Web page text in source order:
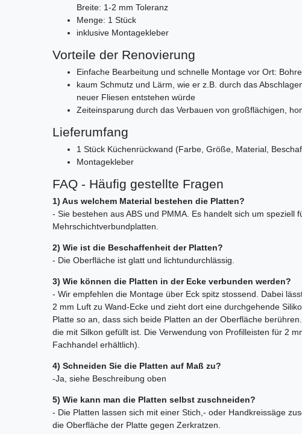
Breite: 1-2 mm Toleranz
Menge: 1 Stück
inklusive Montagekleber
Vorteile der Renovierung
Einfache Bearbeitung und schnelle Montage vor Ort:
kaum Schmutz und Lärm, wie er z.B. durch das
neuer Fliesen entstehen würde
Zeiteinsparung durch das Verbauen von großflächigen,
Lieferumfang
1 Stück Küchenrückwand (Farbe, Größe, Material,
Montagekleber
FAQ - Häufig gestellte Fragen
1) Aus welchem Material bestehen die Platten?
- Sie bestehen aus ABS und PMMA. Es handelt sich um speziell
Mehrschichtverbundplatten.
2) Wie ist die Beschaffenheit der Platten?
- Die Oberfläche ist glatt und lichtundurchlässig.
3) Wie können die Platten in der Ecke verbunden werden?
- Wir empfehlen die Montage über Eck spitz stossend. Dabei
2 mm Luft zu Wand-Ecke und zieht dort eine durchgehende
Platte so an, dass sich beide Platten an der Oberfläche
die mit Silkon gefüllt ist. Die Verwendung von Profilleisten für 2
Fachhandel erhältlich).
4) Schneiden Sie die Platten auf Maß zu?
-Ja, siehe Beschreibung oben
5) Wie kann man die Platten selbst zuschneiden?
- Die Platten lassen sich mit einer Stich,- oder Handkreissäge
die Oberfläche der Platte gegen Zerkratzen.